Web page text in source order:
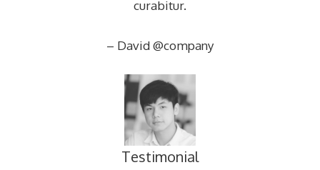
curabitur.
– David @company
Testimonial